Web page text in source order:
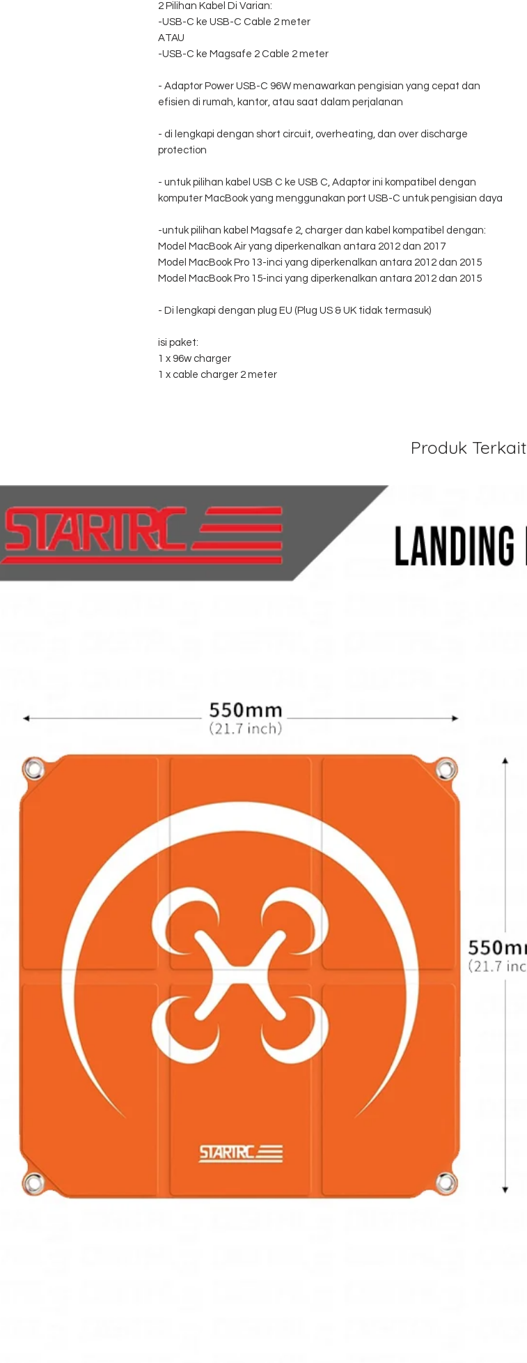
2 Pilihan Kabel Di Varian:
-USB-C ke USB-C Cable 2 meter
ATAU
-USB-C ke Magsafe 2 Cable 2 meter
- Adaptor Power USB-C 96W menawarkan pengisian yang cepat dan
efisien di rumah, kantor, atau saat dalam perjalanan
- di lengkapi dengan short circuit, overheating, dan over discharge
protection
- untuk pilihan kabel USB C ke USB C, Adaptor ini kompatibel dengan
komputer MacBook yang menggunakan port USB-C untuk pengisian daya
-untuk pilihan kabel Magsafe 2, charger dan kabel kompatibel dengan:
Model MacBook Air yang diperkenalkan antara 2012 dan 2017
Model MacBook Pro 13-inci yang diperkenalkan antara 2012 dan 2015
Model MacBook Pro 15-inci yang diperkenalkan antara 2012 dan 2015
- Di lengkapi dengan plug EU (Plug US & UK tidak termasuk)
isi paket:
1 x 96w charger
1 x cable charger 2 meter
Produk Terkait